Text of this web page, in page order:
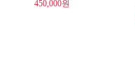
450,000원